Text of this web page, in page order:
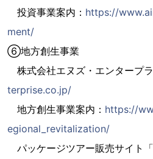
投資事業案内： https://
ment/
⑥地方創生事業
株式会社エヌズ・エンタープラ
terprise.co.jp/
地方創生事業案内： https://
egional_revitalization/
パッケージツアー販売サイト